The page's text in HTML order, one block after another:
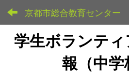
京都市総合教育センター
学生ボランテ
報（中学